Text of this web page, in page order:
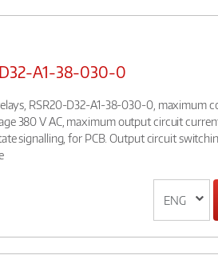
A1-38-030-0
RSR20-D32-A1-38-030-0, maximum
380 V AC, maximum output circuit
signalling, for PCB. Output circuit